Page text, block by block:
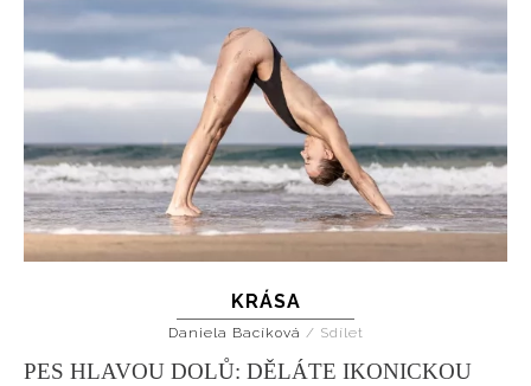
KRÁSA
Daniela Bacíková / Sdílet
PES HLAVOU DOLŮ: DĚLÁTE IKONICKOU